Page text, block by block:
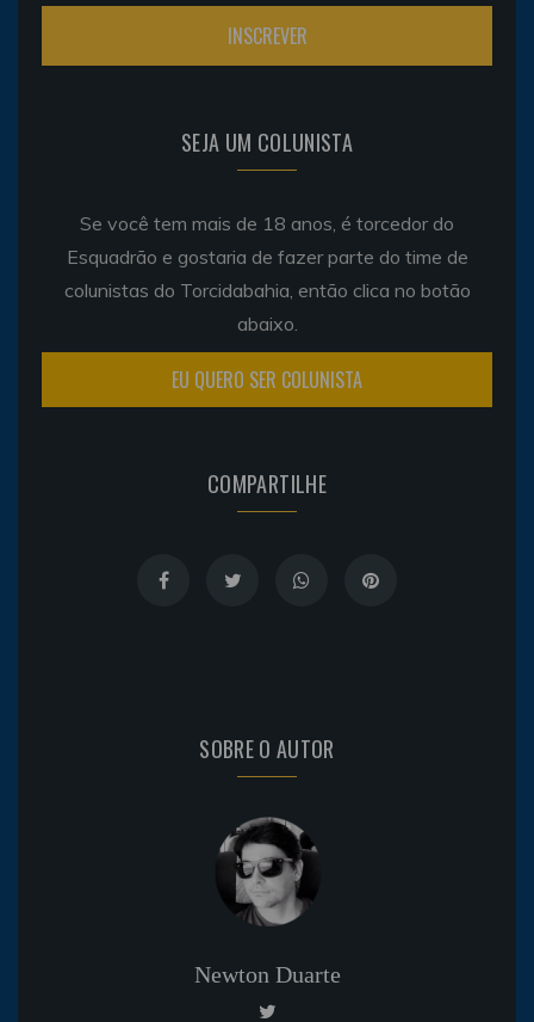
SEJA UM COLUNISTA
Se você tem mais de 18 anos, é torcedor do
Esquadrão e gostaria de fazer parte do time de
colunistas do Torcidabahia, então clica no botão
abaixo.
EU QUERO SER COLUNISTA
COMPARTILHE
SOBRE O AUTOR
Newton Duarte